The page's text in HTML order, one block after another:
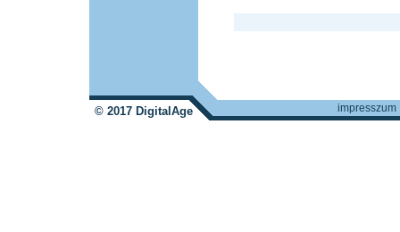
© 2017 DigitalAge impresszum